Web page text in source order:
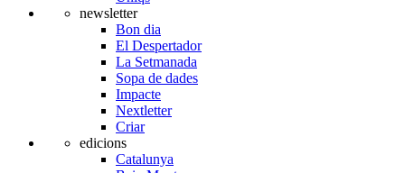
newsletter
Bon dia
El Despertador
La Setmanada
Sopa de dades
Impacte
Nextletter
Criar
edicions
Catalunya